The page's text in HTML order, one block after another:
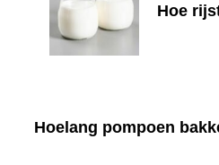
Hoe
Hoelang pompoen